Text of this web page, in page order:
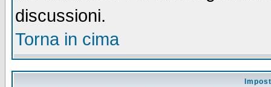
discussioni.
Torna in cima